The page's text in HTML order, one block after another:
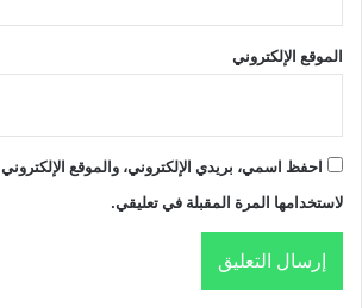
الموقع الإلكتروني
احفظ اسمي، بريدي الإلكتروني، والموقع
لاستخدامها المرة المقبلة في تعليقي.